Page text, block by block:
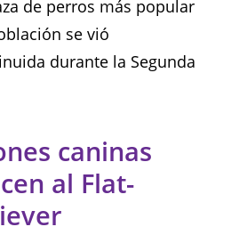
de perros más popular
se vió
durante la Segunda
caninas
al Flat-